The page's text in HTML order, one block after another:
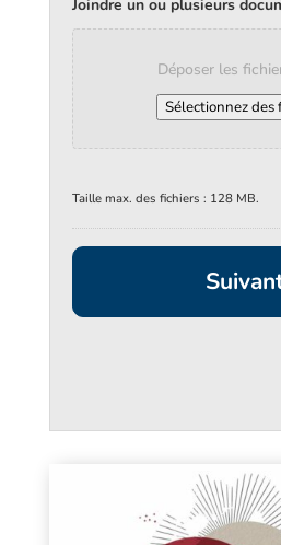
Joindre un ou plusieurs
Déposer les
Sélectionnez des
Taille max. des fichiers : 128 MB.